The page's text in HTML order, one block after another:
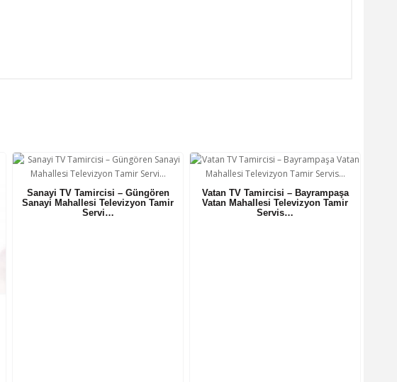
Sanayi TV Tamircisi – Güngören
Sanayi Mahallesi Televizyon Tamir
Servi…
Vatan TV Tamircisi – Bayrampaşa
Vatan Mahallesi Televizyon Tamir
Servis…